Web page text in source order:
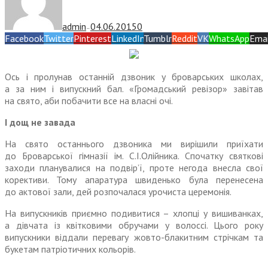
admin —04.06.20150
FacebookTwitterPinterestLinkedInTumblrRedditVKWhatsApp
Ось і пролунав останній дзвоник у броварських школах,
а за ним і випускний бал. «Громадський ревізор» завітав
на свято, аби побачити все на власні очі.
І дощ не завада
На свято останнього дзвоника ми вирішили приїхати
до Броварської гімназії ім. С.І.Олійника. Спочатку святкові
заходи планувалися на подвір’ї, проте негода внесла свої
корективи. Тому апаратура швиденько була перенесена
до актової зали, дей розпочалася урочиста церемонія.
На випускників приємно подивитися – хлопці у вишиванках,
а дівчата із квітковими обручами у волоссі. Цього року
випускники віддали перевагу жовто-блакитним стрічкам та
букетам патріотичних кольорів.